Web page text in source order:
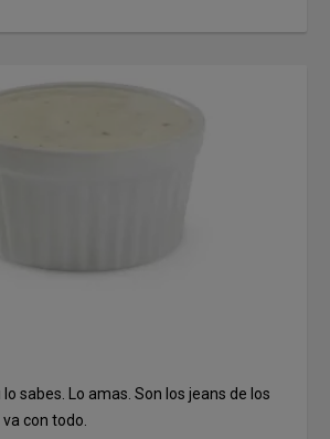
sabes. Lo amas. Son los jeans de los
con todo.